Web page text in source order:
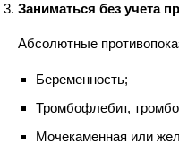
Заниматься без учета
Абсолютные
Беременность;
Тромбофлебит,
Мочекаменная или